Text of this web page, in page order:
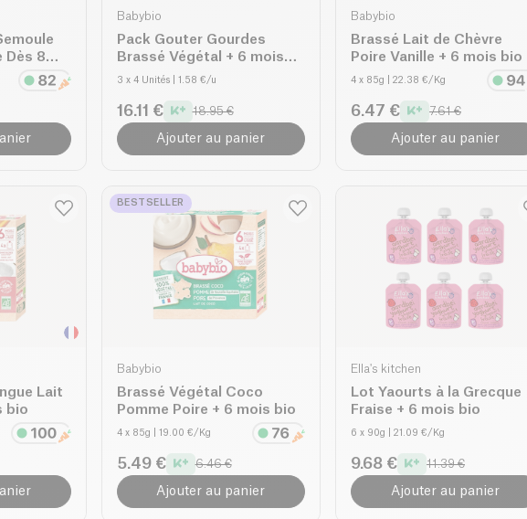
Babybio
Pack Gouter Gourdes
Brassé Végétal + 6 mois
bio
3 x 4 Unités | 1.58 €/u
16.11 € 18.95 €
Ajouter au panier
Babybio
Brassé Lait de Chèvre
Poire Vanille + 6 mois bio
4 x 85g | 22.38 €/Kg
6.47 € 7.61 €
Ajouter au panier
Lait
bio
BESTSELLER
Babybio
Brassé Végétal Coco
Pomme Poire + 6 mois bio
4 x 85g | 19.00 €/Kg
5.49 € 6.46 €
Ajouter au panier
Ella's kitchen
Lot Yaourts à la Grecque
Fraise + 6 mois bio
6 x 90g | 21.09 €/Kg
9.68 € 11.39 €
Ajouter au panier